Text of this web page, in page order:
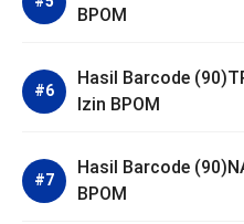
BPOM
Hasil Barcode
Izin BPOM
Hasil Barcode
BPOM